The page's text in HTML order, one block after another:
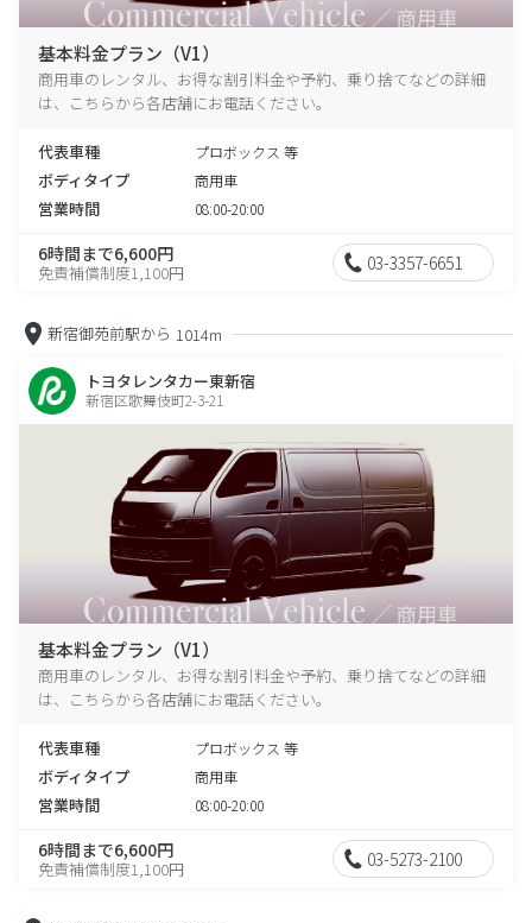
基本料金プラン（V1）
商用車のレンタル、お得な割引料金や予約、乗り捨てなどの詳細
は、こちらから各店舗にお電話ください。
代表車種 プロボックス 等
ボディタイプ 商用車
営業時間 08:00-20:00
6時間まで6,600円
免責補償制度1,100円 03-3357-6651
新宿御苑前駅から 1014m
トヨタレンタカー東新宿
新宿区歌舞伎町2-3-21
基本料金プラン（V1）
商用車のレンタル、お得な割引料金や予約、乗り捨てなどの詳細
は、こちらから各店舗にお電話ください。
代表車種 プロボックス 等
ボディタイプ 商用車
営業時間 08:00-20:00
6時間まで6,600円
免責補償制度1,100円 03-5273-2100